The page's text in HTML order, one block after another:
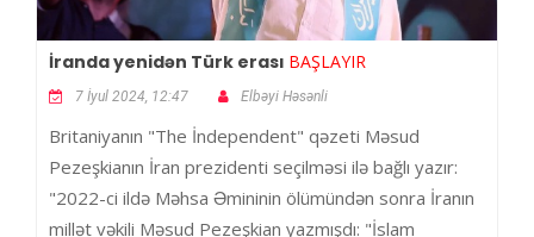
İranda yenidən Türk erası BAŞLAYIR
7 İyul 2024, 12:47 Elbəyi Həsənli
Britaniyanın "The İndependent" qəzeti Məsud
Pezeşkianın İran prezidenti seçilməsi ilə bağlı yazır:
"2022-ci ildə Məhsa Əmininin ölümündən sonra İranın
millət vəkili Məsud Pezeşkian yazmışdı: "İslam